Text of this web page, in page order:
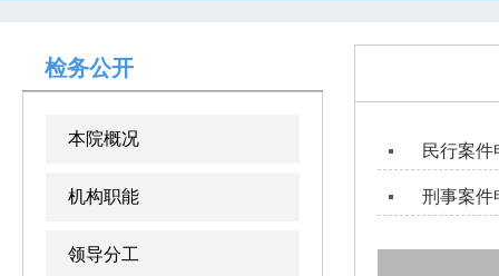
检务公开
本院概况
机构职能
领导分工
民行案件
刑事案件